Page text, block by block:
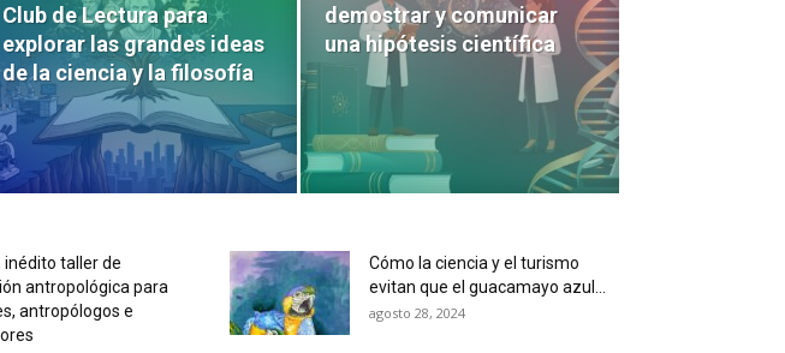
Club de Lectura para
explorar las grandes ideas
de la ciencia y la filosofía
demostrar y comunicar
una hipótesis científica
inédito taller de
antropológica para
antropólogos e
Cómo la ciencia y el turismo
evitan que el guacamayo azul...
agosto 28, 2024